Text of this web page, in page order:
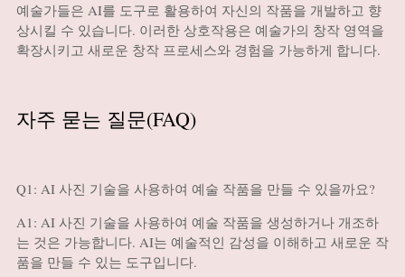
예술가들은 AI를 도구로 활용하여 자신의 작품을 개발하고 향
상시킬 수 있습니다. 이러한 상호작용은 예술가의 창작 영역을
확장시키고 새로운 창작 프로세스와 경험을 가능하게 합니다.
자주 묻는 질문(FAQ)
Q1: AI 사진 기술을 사용하여 예술 작품을 만들 수 있을까요?
A1: AI 사진 기술을 사용하여 예술 작품을 생성하거나 개조하
는 것은 가능합니다. AI는 예술적인 감성을 이해하고 새로운 작
품을 만들 수 있는 도구입니다.